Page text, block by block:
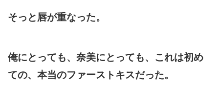
そっと唇が重なった。
俺にとっても、奈美にとっても、これは初め
ての、本当のファーストキスだった。